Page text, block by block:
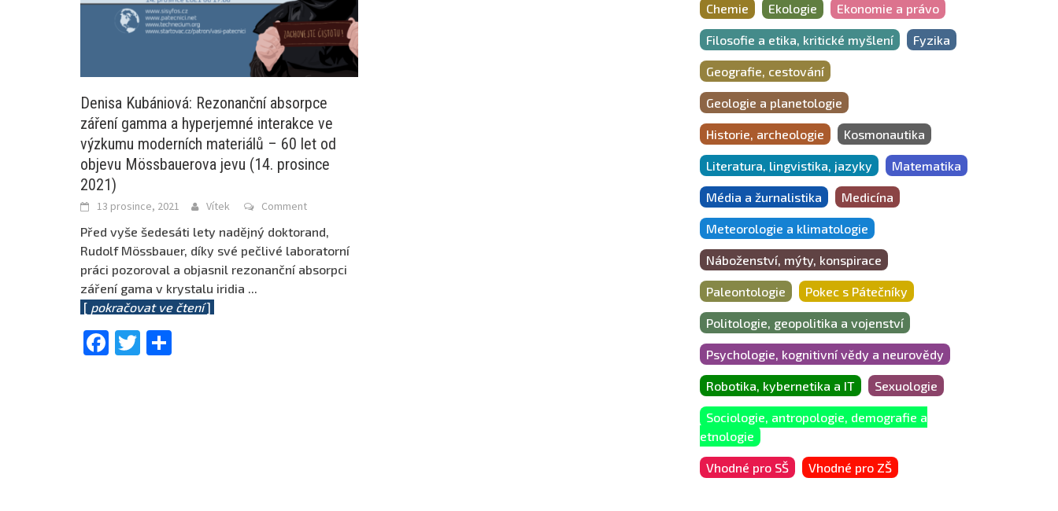
Denisa Kubániová: Rezonanční absorpce
záření gamma a hyperjemné interakce ve
výzkumu moderních materiálů – 60 let od
objevu Mössbauerova jevu (14. prosince
2021)
13 prosince, 2021 Vítek Comment
Před vyše šedesáti lety nadějný doktorand,
Rudolf Mössbauer, díky své pečlivé laboratorní
práci pozoroval a objasnil rezonanční absorpci
záření gama v krystalu iridia ...
[ pokračovat ve čtení]
Facebook
Twitter
Chemie Ekologie Ekonomie a právo
Filosofie a etika, kritické myšlení Fyzika
Geografie, cestování
Geologie a planetologie
Historie, archeologie Kosmonautika
Literatura, lingvistika, jazyky Matematika
Média a žurnalistika Medicína
Meteorologie a klimatologie
Náboženství, mýty, konspirace
Paleontologie Pokec s Pátečníky
Politologie, geopolitika a vojenství
Psychologie, kognitivní vědy a neurovědy
Robotika, kybernetika a IT Sexuologie
Sociologie, antropologie, demografie a
etnologie
Vhodné pro SŠ Vhodné pro ZŠ